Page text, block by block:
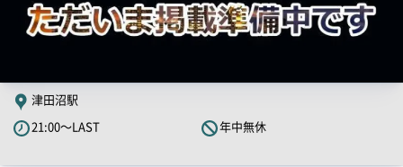
津田沼駅
21:00～LAST
年中無休